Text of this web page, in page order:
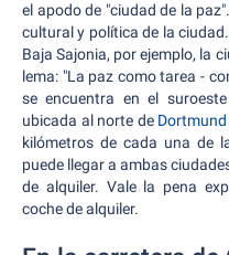
el apodo de "ciudad de la
cultural y política de la
Baja Sajonia, por ejemplo, la
lema: "La paz como tarea -
se encuentra en el
ubicada al norte de Dortmund
kilómetros de cada una de
puede llegar a ambas
de alquiler. Vale la pena
coche de alquiler.